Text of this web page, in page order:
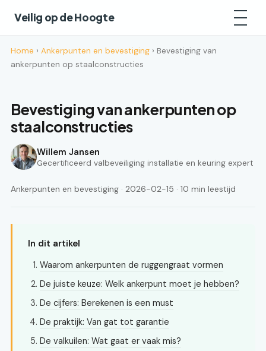
Veilig op de Hoogte
Home › Ankerpunten en bevestiging › Bevestiging van
ankerpunten op staalconstructies
Bevestiging van ankerpunten op
staalconstructies
Willem Jansen
Gecertificeerd valbeveiliging installatie en keuring expert
Ankerpunten en bevestiging · 2026-02-15 · 10 min leestijd
In dit artikel
Waarom ankerpunten de ruggengraat vormen
De juiste keuze: Welk ankerpunt moet je hebben?
De cijfers: Berekenen is een must
De praktijk: Van gat tot garantie
De valkuilen: Wat gaat er vaak mis?